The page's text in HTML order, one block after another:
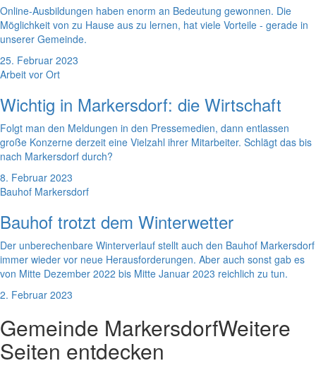
Online-Ausbildungen haben enorm an Bedeutung gewonnen. Die
Möglichkeit von zu Hause aus zu lernen, hat viele Vorteile - gerade in
unserer Gemeinde.
25. Februar 2023
Arbeit vor Ort
Wichtig in Markersdorf: die Wirtschaft
Folgt man den Meldungen in den Pressemedien, dann entlassen
große Konzerne derzeit eine Vielzahl ihrer Mitarbeiter. Schlägt das bis
nach Markersdorf durch?
8. Februar 2023
Bauhof Markersdorf
Bauhof trotzt dem Winterwetter
Der unberechenbare Winterverlauf stellt auch den Bauhof Markersdorf
immer wieder vor neue Herausforderungen. Aber auch sonst gab es
von Mitte Dezember 2022 bis Mitte Januar 2023 reichlich zu tun.
2. Februar 2023
Gemeinde MarkersdorfWeitere
Seiten entdecken